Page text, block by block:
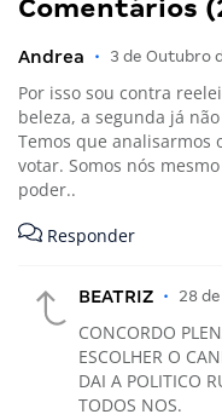
Comentários
Andrea • 3 de Outubro
Por isso sou contra
beleza, a segunda já
Temos que analisarmos
votar. Somos nós
poder..
Responder
BEATRIZ • 28
CONCORDO
ESCOLHER O
DAI A POLITICO
TODOS NOS.